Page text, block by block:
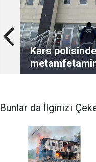
Kars
Bunlar da İlginizi